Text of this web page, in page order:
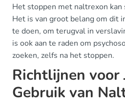
Het stoppen met naltrexon kan
Het is van groot belang om dit
te doen, om terugval in
is ook aan te raden om
zoeken, zelfs na het stoppen.
Richtlijnen voor
Gebruik van